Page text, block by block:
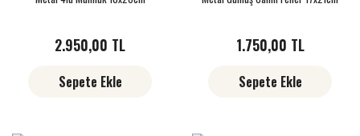
2.950,00 TL
Sepete Ekle
1.750,00 TL
Sepete Ekle